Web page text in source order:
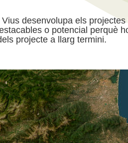
desenvolupa els
o potencial perquè
projecte a llarg termini.